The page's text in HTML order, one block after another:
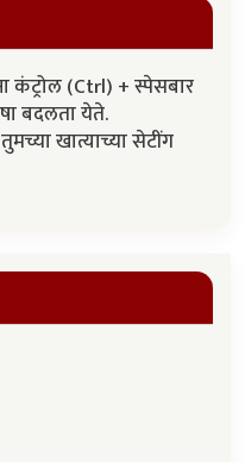
(Ctrl) + स्पेसबार
बदलता येते.
खात्याच्या सेटींग